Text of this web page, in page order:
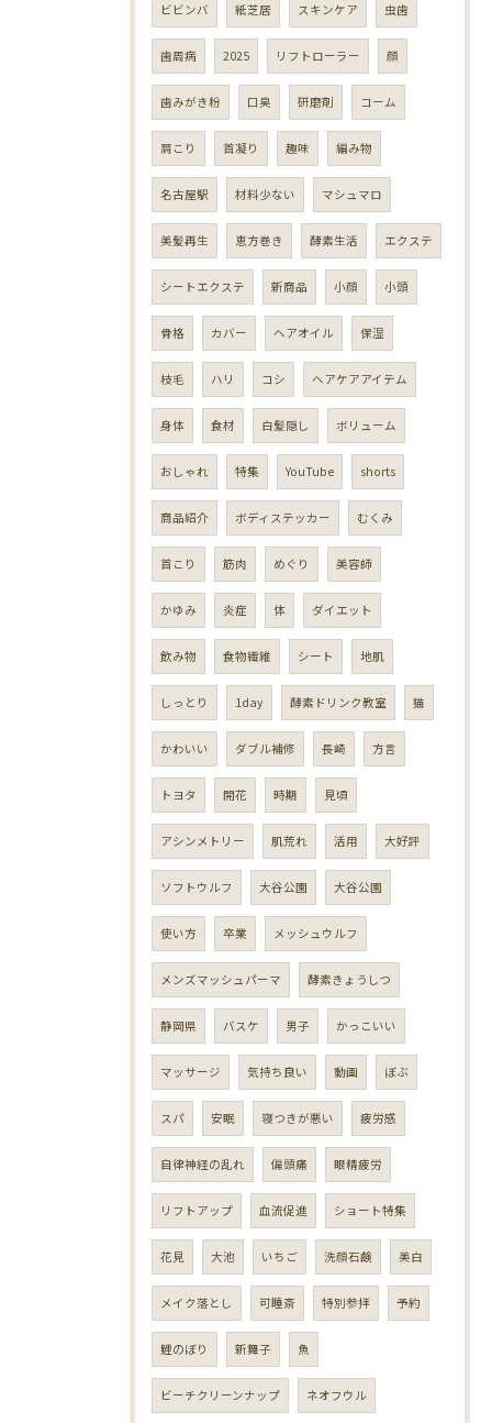
ビビンバ 紙芝居 スキンケア 虫歯
歯周病 2025 リフトローラー 顔
歯みがき粉 口臭 研磨剤 コーム
肩こり 首凝り 趣味 編み物
名古屋駅 材料少ない マシュマロ
美髪再生 恵方巻き 酵素生活 エクステ
シートエクステ 新商品 小顔 小頭
骨格 カバー ヘアオイル 保湿
枝毛 ハリ コシ ヘアケアアイテム
身体 食材 白髪隠し ボリューム
おしゃれ 特集 YouTube shorts
商品紹介 ボディステッカー むくみ
首こり 筋肉 めぐり 美容師
かゆみ 炎症 体 ダイエット
飲み物 食物繊維 シート 地肌
しっとり 1day 酵素ドリンク教室 猫
かわいい ダブル補修 長崎 方言
トヨタ 開花 時期 見頃
アシンメトリー 肌荒れ 活用 大好評
ソフトウルフ 大谷公園 大谷公園
使い方 卒業 メッシュウルフ
メンズマッシュパーマ 酵素きょうしつ
静岡県 バスケ 男子 かっこいい
マッサージ 気持ち良い 動画 ぼぶ
スパ 安眠 寝つきが悪い 疲労感
自律神経の乱れ 偏頭痛 眼精疲労
リフトアップ 血流促進 ショート特集
花見 大池 いちご 洗顔石鹸 美白
メイク落とし 可睡斎 特別参拝 予約
鯉のぼり 新舞子 魚
ビーチクリーンナップ ネオフウル